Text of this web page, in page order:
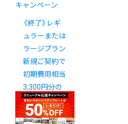
キャンペーン
《終了》レギ
ュラーまたは
ラージプラン
新規ご契約で
初期費用相当
3,300円分の
ポイントをプ
レゼント！